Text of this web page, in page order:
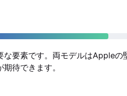
な要素です。両モデルはAppleの
待できます。